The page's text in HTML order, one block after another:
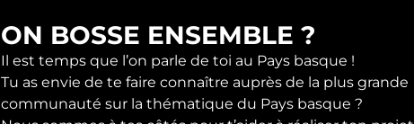
ON BOSSE ENSEMBLE ?
Il est temps que l’on parle de toi au Pays basque !
Tu as envie de te faire connaître auprès de la plus grande
communauté sur la thématique du Pays basque ?